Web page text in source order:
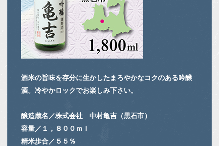
酒米の旨味を存分に生かしたまろやかなコクのある吟醸
酒。冷やかロックでお楽しみ下さい。
醸造蔵名／株式会社 中村亀吉（黒石市）
容量／１，８００ｍｌ
精米歩合／５５％